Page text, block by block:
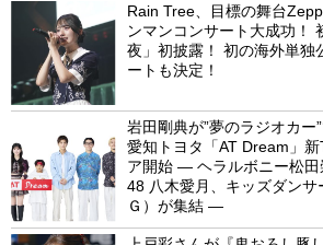
Rain Tree、目標の舞台
ンマンコンサート大成功！
夜」初披露！ 初の海外単独
ートも決定！
岩田剛典が”夢のラジオカー
愛知トヨタ「AT Dream」
ア開始 ― ヘラルボニー松田
48 八木愛月、キッズダンサ
Ｇ）が集結 ―